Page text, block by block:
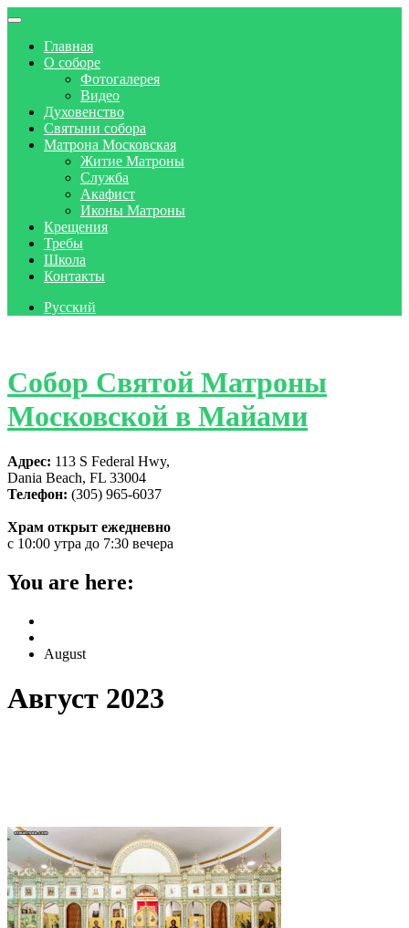
Главная
О соборе
Фотогалерея
Видео
Духовенство
Святыни собора
Матрона Московская
Житие Матроны
Служба
Акафист
Иконы Матроны
Крещения
Требы
Школа
Контакты
Русский
Собор Святой Матроны
Московской в Майами
Адрес: 113 S Federal Hwy,
Dania Beach, FL 33004
Телефон: (305) 965-6037
Храм открыт ежедневно
с 10:00 утра до 7:30 вечера
You are here:
August
Август 2023